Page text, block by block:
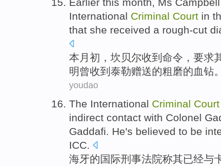
Earlier this month, Ms Campbell
International Criminal Court in
that she received a rough-cut
本月 初， 坎贝尔收到命令 ， 要求
明 曾收到泰勒赠送的粗磨的血钻
youdao
The International Criminal Court
indirect contact with Colonel
Gaddafi. He's believed to be
ICC.
海牙的国际刑事法院称其已经与